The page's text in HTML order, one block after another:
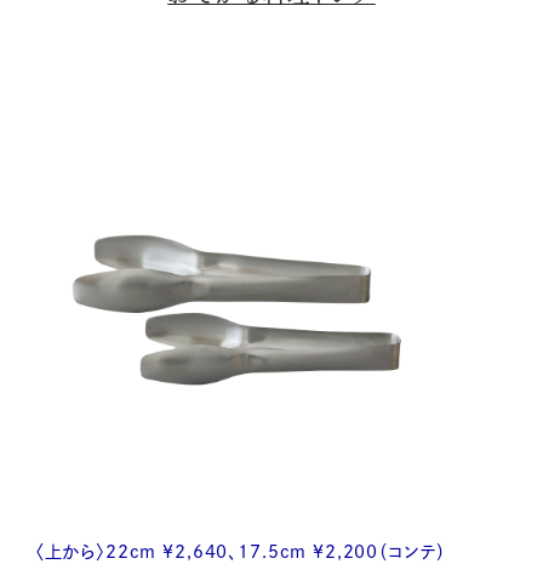
〈上から〉22cm ¥2,640、17.5cm ¥2,200（コンテ）